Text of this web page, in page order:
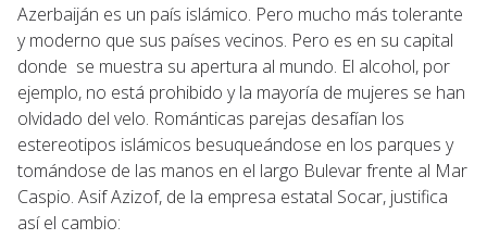
Azerbaiján es un país islámico. Pero mucho más tolerante
y moderno que sus países vecinos. Pero es en su capital
donde se muestra su apertura al mundo. El alcohol, por
ejemplo, no está prohibido y la mayoría de mujeres se han
olvidado del velo. Románticas parejas desafían los
estereotipos islámicos besuqueándose en los parques y
tomándose de las manos en el largo Bulevar frente al Mar
Caspio. Asif Azizof, de la empresa estatal Socar, justifica
así el cambio: